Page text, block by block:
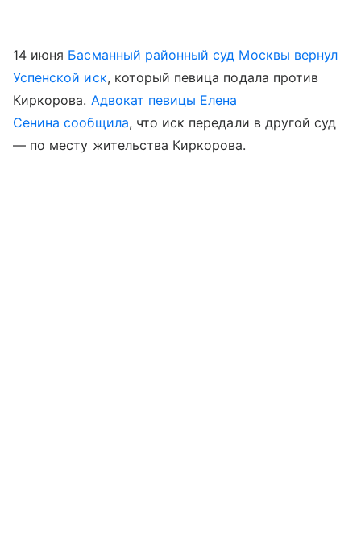
14 июня Басманный районный суд Москвы вернул
Успенской иск, который певица подала против
Киркорова. Адвокат певицы Елена
Сенина сообщила, что иск передали в другой суд
— по месту жительства Киркорова.